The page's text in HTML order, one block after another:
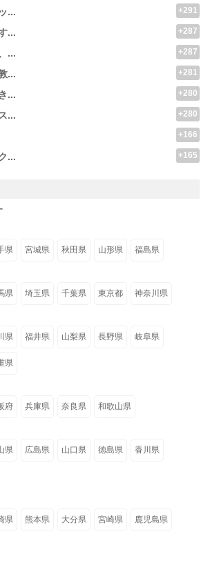
... +291
... +287
... +287
... +281
... +280
... +280
+166
... +165
県 宮城県 秋田県 山形県 福島県
県 埼玉県 千葉県 東京都 神奈川県
県 福井県 山梨県 長野県 岐阜県
県
府 兵庫県 奈良県 和歌山県
県 広島県 山口県 徳島県 香川県
県 熊本県 大分県 宮崎県 鹿児島県